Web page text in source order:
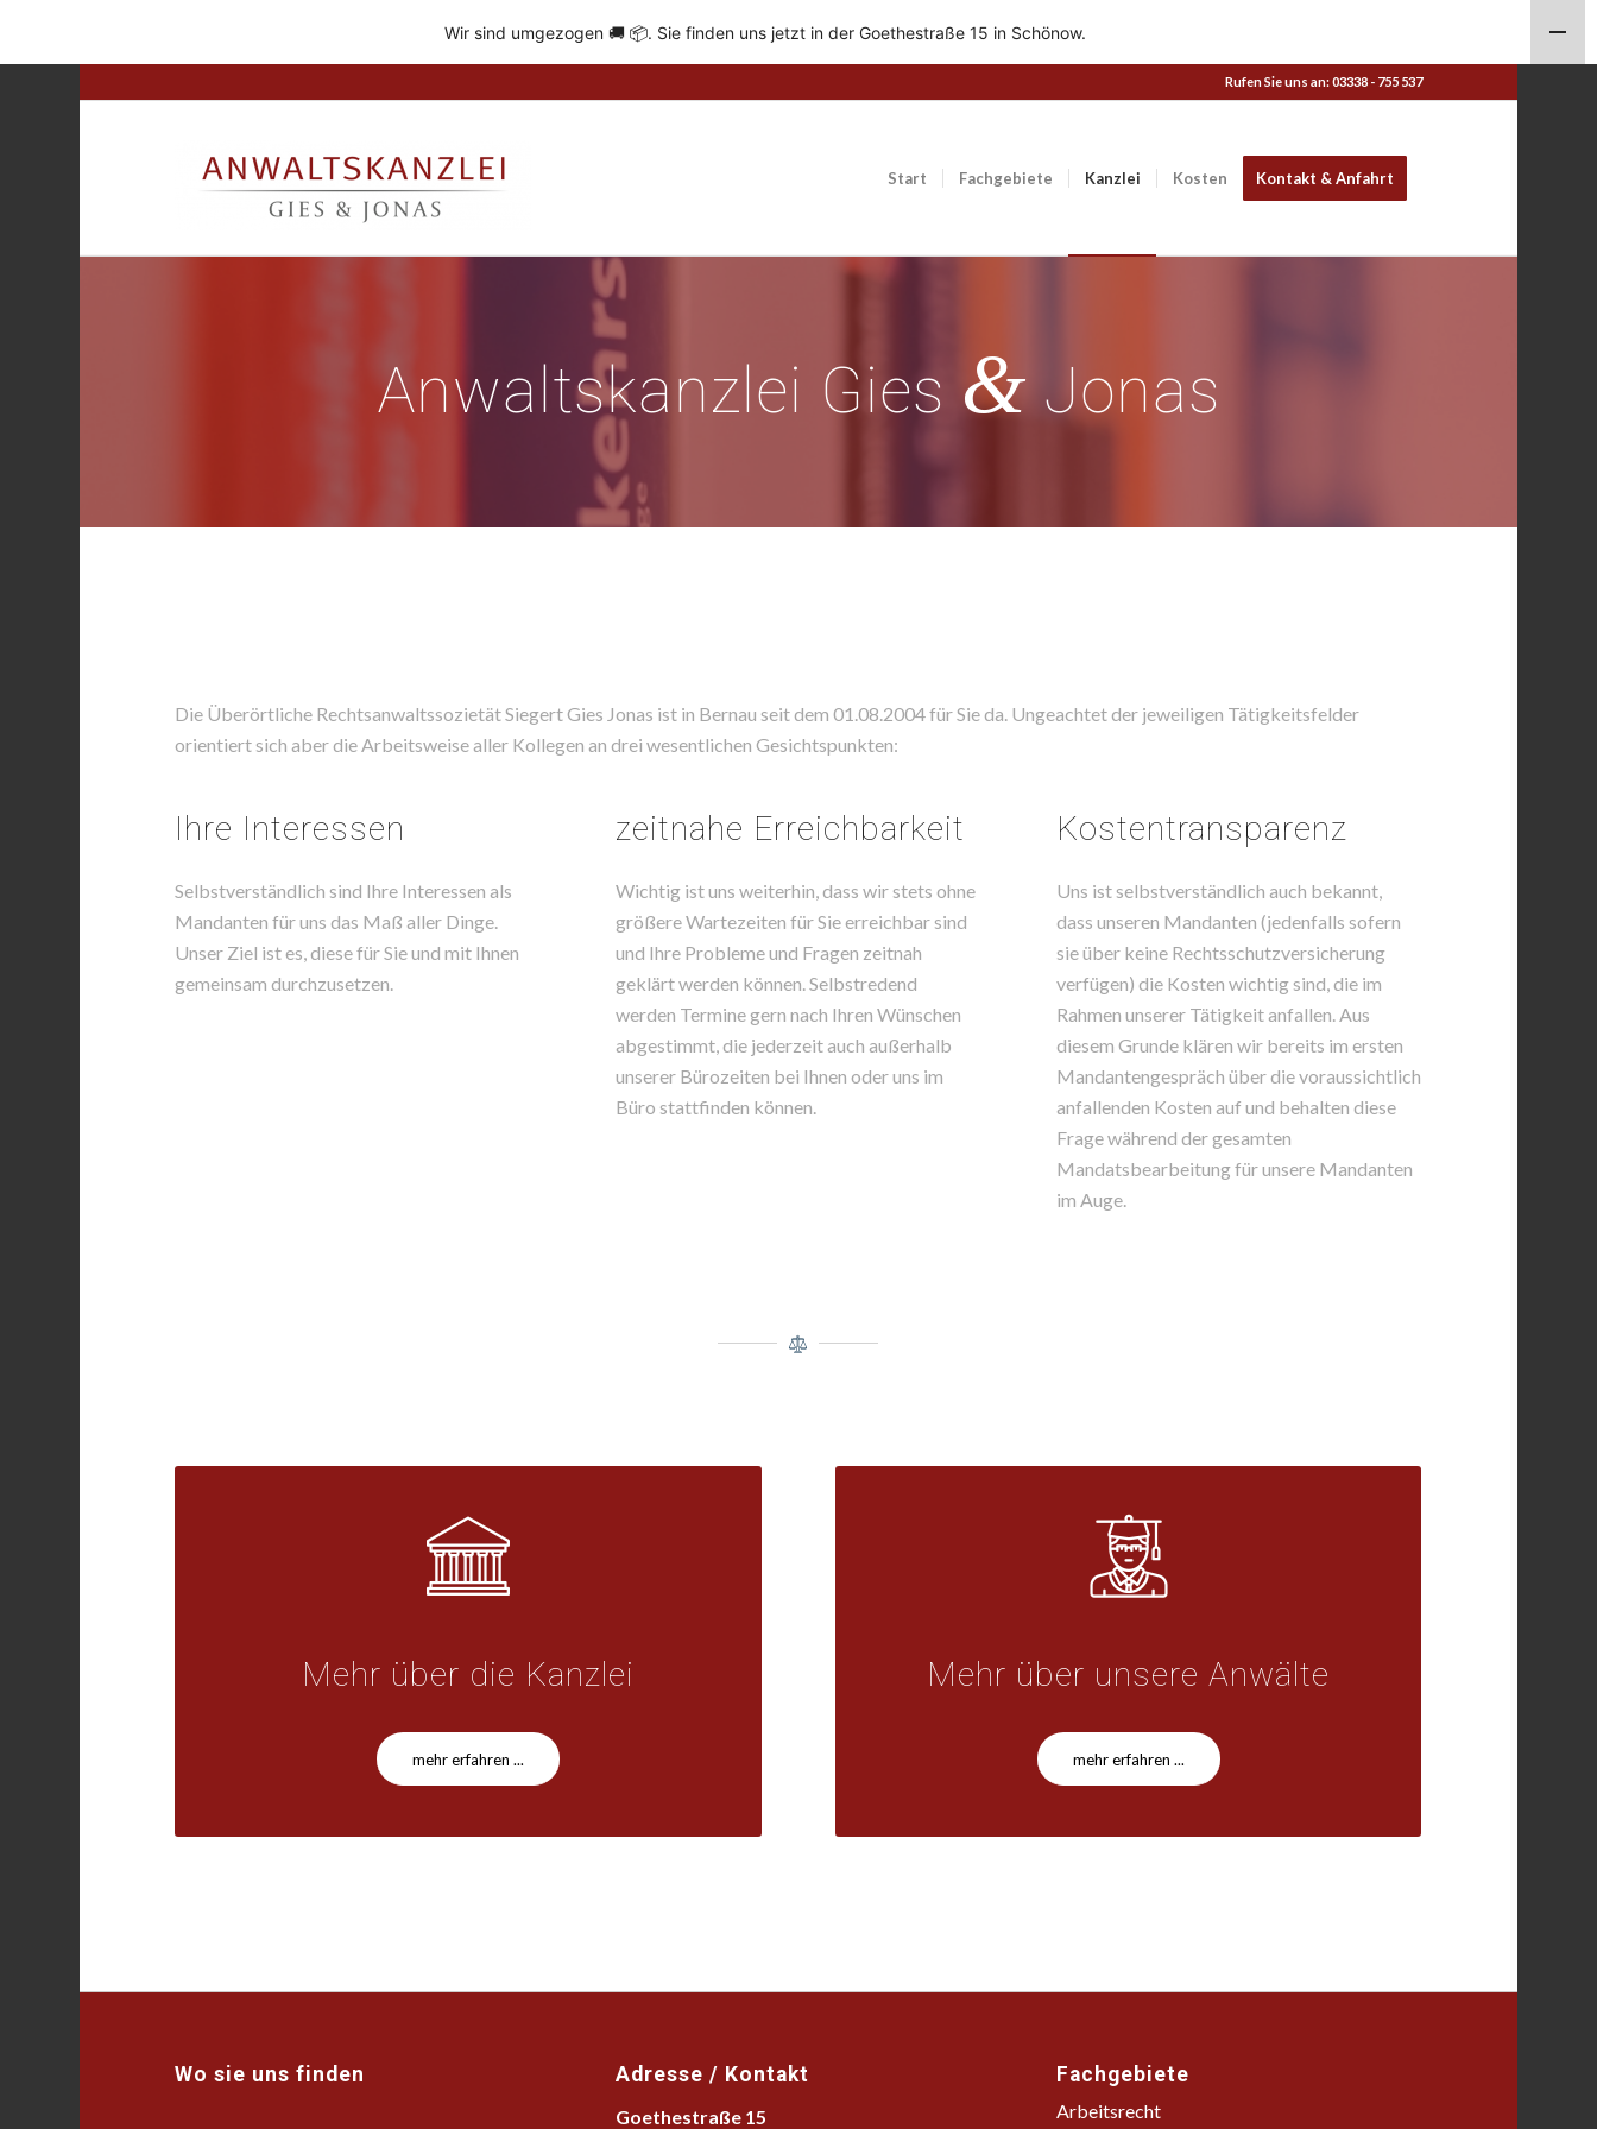
Rufen Sie uns an: 03338 - 755 537
Start Fachgebiete Kanzlei Kosten Kontakt & Anfahrt
Anwaltskanzlei Gies &Jonas
Die Überörtliche Rechtsanwaltssozietät Siegert Gies Jonas ist in Bernau seit dem 01.08.2004 für Sie da. Ungeachtet der jeweiligen Tätigkeitsfelder
orientiert sich aber die Arbeitsweise aller Kollegen an drei wesentlichen Gesichtspunkten:
Ihre Interessen
Selbstverständlich sind Ihre Interessen als
Mandanten für uns das Maß aller Dinge.
Unser Ziel ist es, diese für Sie und mit Ihnen
gemeinsam durchzusetzen.
zeitnahe Erreichbarkeit
Wichtig ist uns weiterhin, dass wir stets ohne
größere Wartezeiten für Sie erreichbar sind
und Ihre Probleme und Fragen zeitnah
geklärt werden können. Selbstredend
werden Termine gern nach Ihren Wünschen
abgestimmt, die jederzeit auch außerhalb
unserer Bürozeiten bei Ihnen oder uns im
Büro stattfinden können.
Kostentransparenz
Uns ist selbstverständlich auch bekannt,
dass unseren Mandanten (jedenfalls sofern
sie über keine Rechtsschutzversicherung
verfügen) die Kosten wichtig sind, die im
Rahmen unserer Tätigkeit anfallen. Aus
diesem Grunde klären wir bereits im ersten
Mandantengespräch über die voraussichtlich
anfallenden Kosten auf und behalten diese
Frage während der gesamten
Mandatsbearbeitung für unsere Mandanten
im Auge.
Mehr über die Kanzlei
mehr erfahren ...
Mehr über unsere Anwälte
mehr erfahren ...
Wo sie uns finden Adresse / Kontakt
Goethestraße 15
Fachgebiete
Arbeitsrecht
Wir sind umgezogen 🚚 📦. Sie finden uns jetzt in der Goethestraße 15 in Schönow.